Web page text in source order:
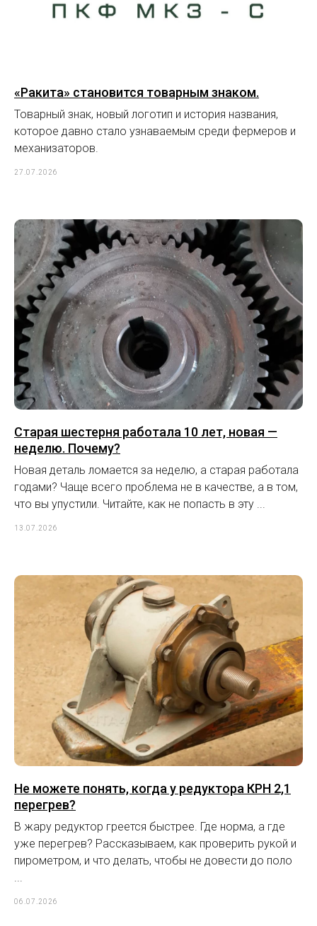
«Ракита» становится товарным знаком.
Товарный знак, новый логотип и история названия,
которое давно стало узнаваемым среди фермеров и
механизаторов.
27.07.2026
Старая шестерня работала 10 лет, новая —
неделю. Почему?
Новая деталь ломается за неделю, а старая работала
годами? Чаще всего проблема не в качестве, а в том,
что вы упустили. Читайте, как не попасть в эту ...
13.07.2026
Не можете понять, когда у редуктора КРН 2,1
перегрев?
В жару редуктор греется быстрее. Где норма, а где
уже перегрев? Рассказываем, как проверить рукой и
пирометром, и что делать, чтобы не довести до поло
06.07.2026